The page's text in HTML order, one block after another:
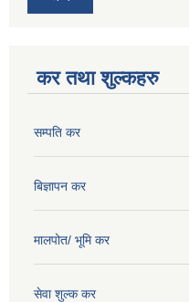
कर तथा शुल्कहरु
सम्पति कर
बिज्ञापन कर
मालपोत/ भूमि कर
सेवा शुल्क कर